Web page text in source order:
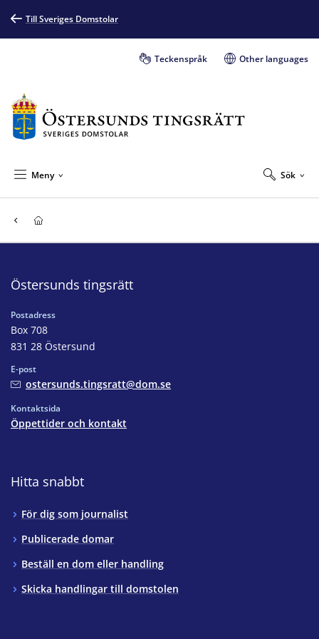
Till Sveriges Domstolar
Teckenspråk Other languages
Sök
Meny
Östersunds tingsrätt
Postadress
Box 708
831 28 Östersund
E-post
ostersunds.tingsratt@dom.se
Kontaktsida
Öppettider och kontakt
Hitta snabbt
För dig som journalist
Publicerade domar
Beställ en dom eller handling
Skicka handlingar till domstolen